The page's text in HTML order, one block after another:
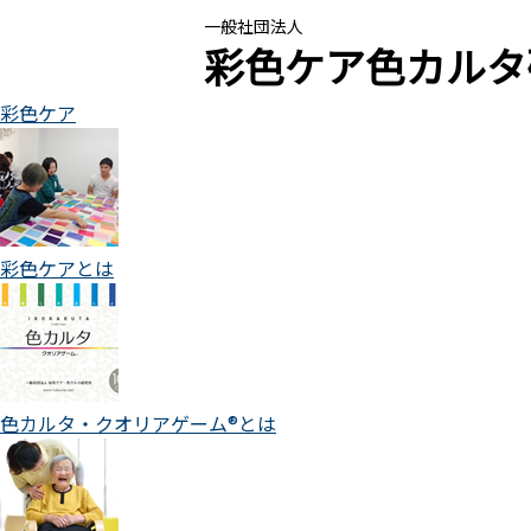
一般社団法人
彩色ケア色カル
彩色ケア
彩色ケアとは
色カルタ・クオリアゲーム®とは